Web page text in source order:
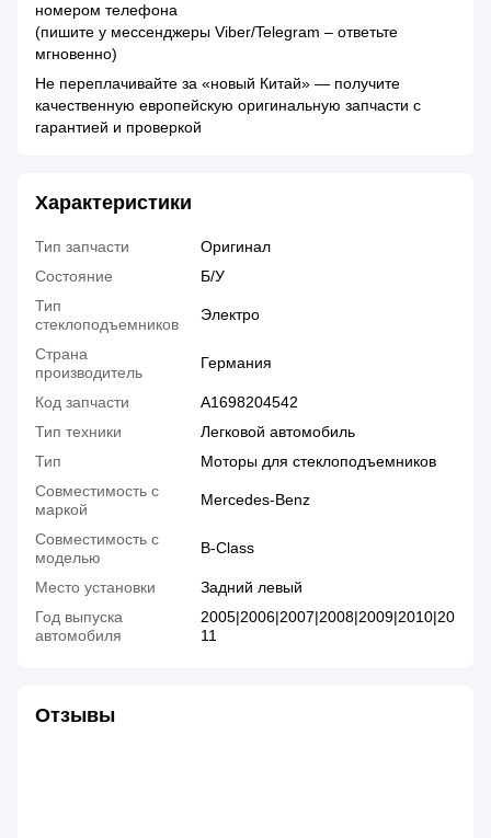
номером телефона
(пишите у мессенджеры Viber/Telegram – ответьте
мгновенно)
Не переплачивайте за «новый Китай» — получите
качественную европейскую оригинальную запчасти с
гарантией и проверкой
Характеристики
Тип запчасти
Оригинал
Состояние
Б/У
Тип
стеклоподъемников
Электро
Страна
производитель
Германия
Код запчасти
A1698204542
Тип техники
Легковой автомобиль
Тип
Моторы для стеклоподъемников
Совместимость с
маркой
Mercedes-Benz
Совместимость с
моделью
B-Class
Место установки
Задний левый
Год выпуска
автомобиля
2005|2006|2007|2008|2009|2010|20
11
Отзывы